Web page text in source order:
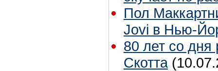
Пол
Jovi в Нью-
80 лет со
Скотта